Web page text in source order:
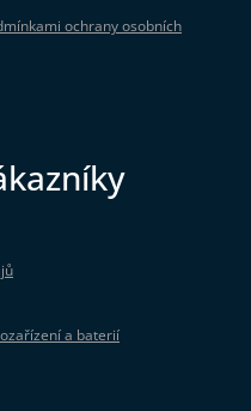
ochrany osobních
a baterií